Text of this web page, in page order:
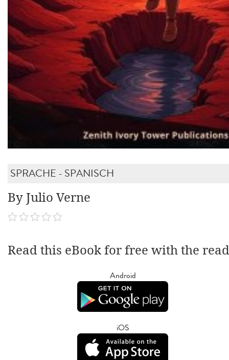
SPRACHE - SPANISCH
By Julio Verne
Read this eBook for free with the
Android
iOS